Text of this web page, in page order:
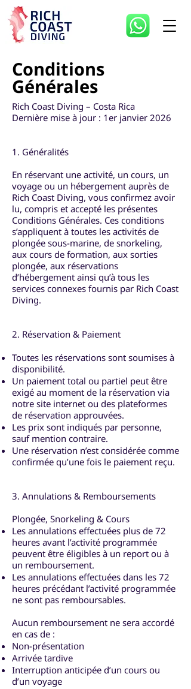
Conditions
Générales
Rich Coast Diving – Costa Rica
Dernière mise à jour : 1er janvier 2026
1. Généralités
En réservant une activité, un cours, un
voyage ou un hébergement auprès de
Rich Coast Diving, vous confirmez avoir
lu, compris et accepté les présentes
Conditions Générales. Ces conditions
s’appliquent à toutes les activités de
plongée sous-marine, de snorkeling,
aux cours de formation, aux sorties
plongée, aux réservations
d’hébergement ainsi qu’à tous les
services connexes fournis par Rich Coast
Diving.
2. Réservation & Paiement
Toutes les réservations sont soumises à
disponibilité.
Un paiement total ou partiel peut être
exigé au moment de la réservation via
notre site internet ou des plateformes
de réservation approuvées.
Les prix sont indiqués par personne,
sauf mention contraire.
Une réservation n’est considérée comme
confirmée qu’une fois le paiement reçu.
3. Annulations & Remboursements
Plongée, Snorkeling & Cours
Les annulations effectuées plus de 72
heures avant l’activité programmée
peuvent être éligibles à un report ou à
un remboursement.
Les annulations effectuées dans les 72
heures précédant l’activité programmée
ne sont pas remboursables.
Aucun remboursement ne sera accordé
en cas de :
Non-présentation
Arrivée tardive
Interruption anticipée d’un cours ou
d’un voyage